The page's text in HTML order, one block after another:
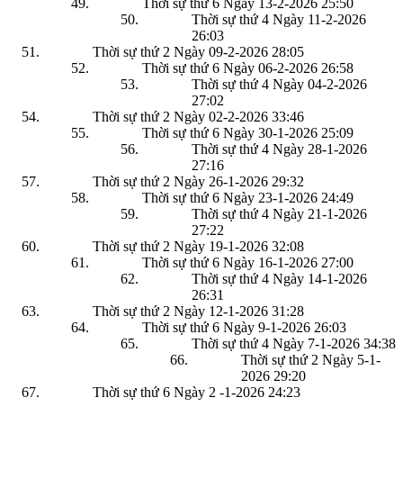
Thời sự thứ 6 Ngày 13-2-2026 25:50
Thời sự thứ 4 Ngày 11-2-2026
26:03
Thời sự thứ 2 Ngày 09-2-2026 28:05
Thời sự thứ 6 Ngày 06-2-2026 26:58
Thời sự thứ 4 Ngày 04-2-2026
27:02
Thời sự thứ 2 Ngày 02-2-2026 33:46
Thời sự thứ 6 Ngày 30-1-2026 25:09
Thời sự thứ 4 Ngày 28-1-2026
27:16
Thời sự thứ 2 Ngày 26-1-2026 29:32
Thời sự thứ 6 Ngày 23-1-2026 24:49
Thời sự thứ 4 Ngày 21-1-2026
27:22
Thời sự thứ 2 Ngày 19-1-2026 32:08
Thời sự thứ 6 Ngày 16-1-2026 27:00
Thời sự thứ 4 Ngày 14-1-2026
26:31
Thời sự thứ 2 Ngày 12-1-2026 31:28
Thời sự thứ 6 Ngày 9-1-2026 26:03
Thời sự thứ 4 Ngày 7-1-2026 34:38
Thời sự thứ 2 Ngày 5-1-
2026 29:20
Thời sự thứ 6 Ngày 2 -1-2026 24:23